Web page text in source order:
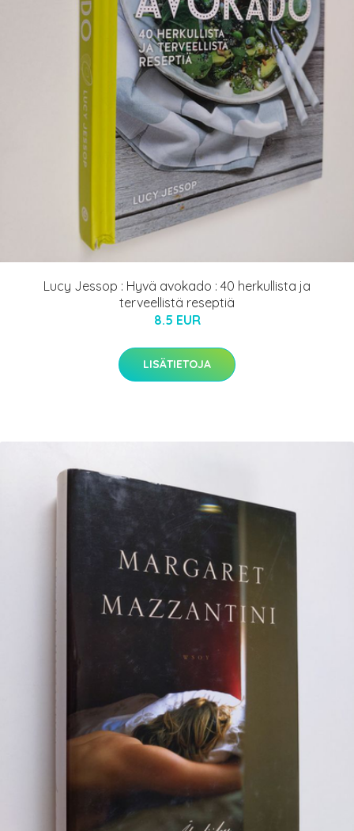
Lucy Jessop : Hyvä avokado : 40 herkullista ja
terveellistä reseptiä
8.5 EUR
LISÄTIETOJA